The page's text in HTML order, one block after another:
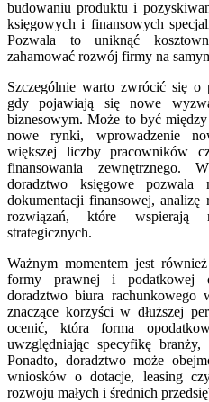
budowaniu produktu i
księgowych i finansowych
Pozwala to uniknąć
zahamować rozwój firmy na
Szczególnie warto zwrócić się o
gdy pojawiają się nowe
biznesowym. Może to być
nowe rynki, wprowadzenie
większej liczby pracowników
finansowania zewnętrznego.
doradztwo księgowe pozwala
dokumentacji finansowej,
rozwiązań, które wspierają
strategicznych.
Ważnym momentem jest
formy prawnej i podatkowej
doradztwo biura rachunkowego
znaczące korzyści w dłuższej
ocenić, która forma
uwzględniając specyfikę
Ponadto, doradztwo może
wniosków o dotacje, leasing
rozwoju małych i średnich